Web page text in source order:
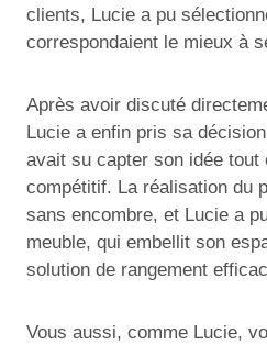
clients, Lucie a pu
correspondaient le mieux à
Après avoir discuté
Lucie a enfin pris sa
avait su capter son idée tout
compétitif. La réalisation du
sans encombre, et Lucie a
meuble, qui embellit son
solution de rangement
Vous aussi, comme Lucie,